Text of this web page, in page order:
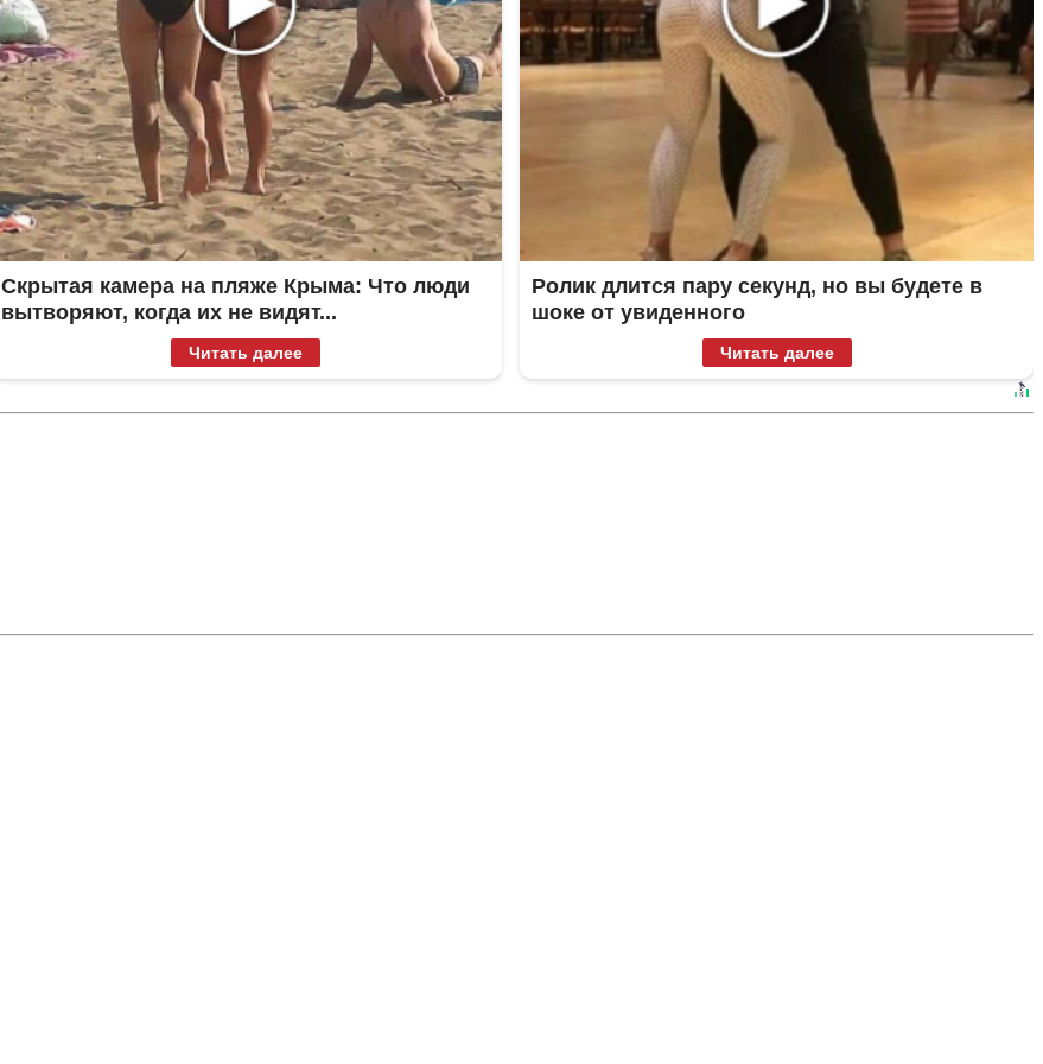
Скрытая камера на пляже Крыма: Что люди
вытворяют, когда их не видят...
Читать далее
Ролик длится пару секунд, но вы будете в
шоке от увиденного
Читать далее